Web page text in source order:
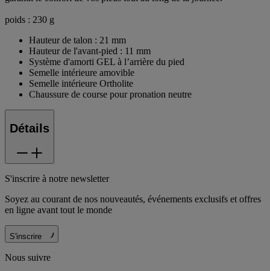
poids : 230 g
Hauteur de talon : 21 mm
Hauteur de l'avant-pied : 11 mm
Système d'amorti GEL à l’arrière du pied
Semelle intérieure amovible
Semelle intérieure Ortholite
Chaussure de course pour pronation neutre
Détails
S'inscrire à notre newsletter
Soyez au courant de nos nouveautés, événements exclusifs et offres
en ligne avant tout le monde
S'inscrire
Nous suivre